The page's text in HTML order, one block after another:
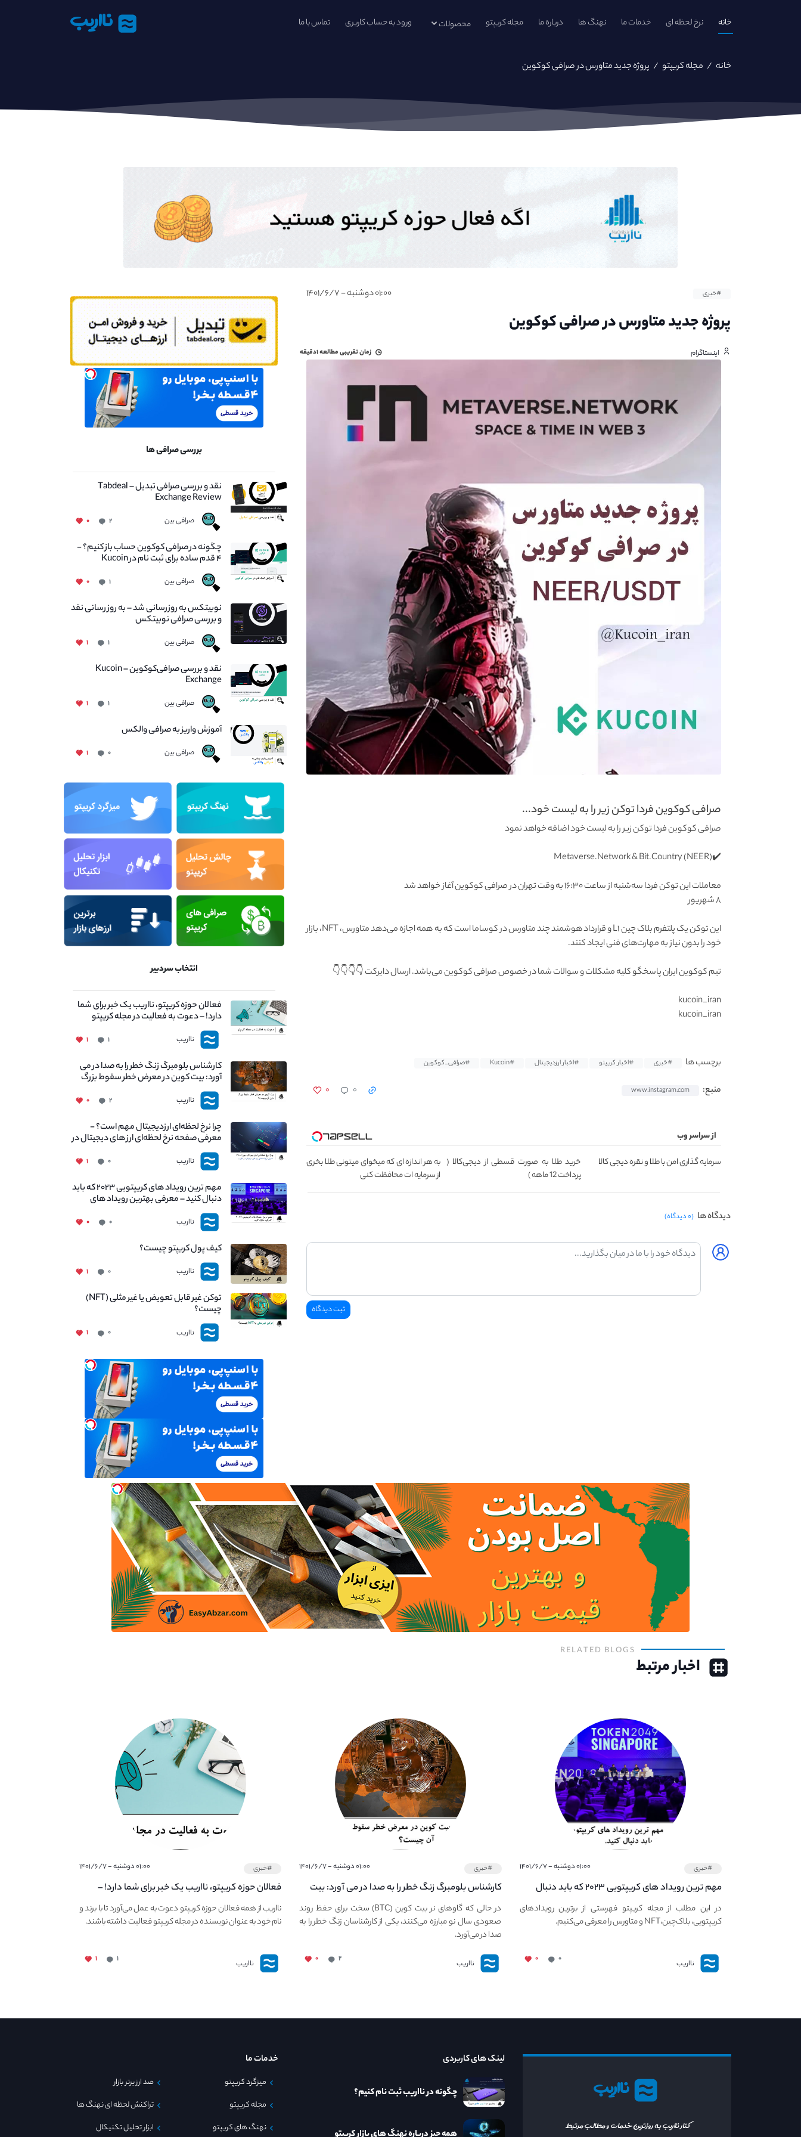
خانه نرخ لحظه ای خدمات ما نهنگ ها درباره ما مجله کریپتو محصولات ورود به حساب کاربری تماس با ما نااریب
خانه / مجله کریپتو / پروژه جدید متاورس در صرافی کوکوین
#خبری ۰۱:۰۰ دوشنبه - ۱۴۰۱/۶/۷
پروژه جدید متاورس در صرافی کوکوین
اینستاگرام زمان تقریبی مطالعه۱دقیقه
صرافی کوکوین فردا توکن زیر را به لیست خود...
صرافی کوکوین فردا توکن زیر را به لیست خود اضافه خواهد نمود
✔️Metaverse.Network & Bit.Country (NEER)
معاملات این توکن فردا سه‌شنبه از ساعت ۱۶:۳۰ به وقت تهران در صرافی کوکوین آغاز خواهد شد
۸ شهریور
این توکن یک پلتفرم بلاک چین L۱ و قرارداد هوشمند چند متاورس در کوساما است که به همه اجازه می‌دهد متاورس، NFT، بازار
خود را بدون نیاز به مهارت‌های فنی ایجاد کنند.
تیم کوکوین ایران پاسخگو کلیه مشکلات و سوالات شما در خصوص صرافی کوکوین می‌باشد. ارسال دایرکت 👇👇👇👇
kucoin_iran
kucoin_iran
برچسب ها #خبری #اخبار کریپتو #اخبار ارزدیجیتال #Kucoin #صرافی_کوکوین
منبع: www.instagram.com ۰ ۰
از سراسر وب
سرمایه گذاری امن با طلا و نقره دیجی کالا
خرید طلا به صورت قسطی از دیجی‌کالا (
پرداخت 12 ماهه )
به هر اندازه ای که میخوای میتونی طلا بخری
از سرمایه ات محافظت کنی
دیدگاه ها (۰ دیدگاه)
بررسی صرافی ها
نقد و بررسی صرافی تبدیل – Tabdeal
Exchange Review
صرافی بین ۲ ۰
چگونه در صرافی کوکوین حساب باز کنیم؟ -
۴ قدم ساده برای ثبت نام در Kucoin
صرافی بین ۱ ۰
نوبیتکس به روزرسانی شد – به روز رسانی نقد
و بررسی صرافی نوبیتکس
صرافی بین ۱ ۱
نقد و بررسی صرافی‌کوکوین – Kucoin
Exchange
صرافی بین ۱ ۱
آموزش واریز به صرافی والکس
صرافی بین ۰ ۱
انتخاب سردبیر
فعالان حوزه کریپتو، نااریب یک خبر برای شما
دارد! – دعوت به فعالیت در مجله کریپتو
نااریب ۱ ۱
کارشناس بلومبرگ زنگ خطر را به صدا در می
آورد: بیت کوین در معرض خطر سقوط بزرگ
است - دلیل آن چیست؟
نااریب ۲ ۰
چرا نرخ لحظه‌ای ارزدیجیتال مهم است؟ -
معرفی صفحه نرخ لحظه‌ای ارز های دیجیتال در
نااریب
نااریب ۰ ۱
مهم ترین رویداد های کریپتویی ۲۰۲۳ که باید
دنبال کنید – معرفی بهترین رویداد های
جهانی
نااریب ۰ ۰
کیف پول کریپتو چیست؟
نااریب ۰ ۱
توکن غیر قابل تعویض یا غیر مثلی (NFT)
چیست؟
نااریب ۰ ۱
RELATED BLOGS
اخبار مرتبط
#خبری ۰۱:۰۰ دوشنبه - ۱۴۰۱/۶/۷
مهم ترین رویداد های کریپتویی ۲۰۲۳ که باید دنبال
کنید – معرفی بهترین رویداد های جهانی
در این مطلب از مجله کریپتو فهرستی از برترین رویدادهای
کریپتویی، بلاک‌چین،NFT و متاورس را معرفی می‌کنیم.
نااریب ۰ ۰
#خبری ۰۱:۰۰ دوشنبه - ۱۴۰۱/۶/۷
کارشناس بلومبرگ زنگ خطر را به صدا در می آورد: بیت
کوین در معرض خطر سقوط بزرگ است - دلیل آن
چیست؟
در حالی که گاوهای نر بیت کوین (BTC) سخت برای حفظ روند
صعودی سال نو مبارزه می‌کنند، یکی از کارشناسان زنگ خطر را به
صدا در می‌آورد.
نااریب ۲ ۰
#خبری ۰۱:۰۰ دوشنبه - ۱۴۰۱/۶/۷
فعالان حوزه کریپتو، نااریب یک خبر برای شما دارد! –
دعوت به فعالیت در مجله کریپتو
نااریب از همه فعالان حوزه کریپتو دعوت به عمل می‌آورد تا با برند و
نام خود به عنوان نویسنده در مجله کریپتو فعالیت داشته باشند.
نااریب ۱ ۱
نااریب
کنار نااریب به روزترین خدمات و مطالب مرتبط
لینک های کاربردی
چگونه در نااریب ثبت نام کنیم؟
خدمات ما
میزگرد کریپتو
مجله کریپتو
نهنگ های کریپتو
صد ارز برتر بازار
تراکنش لحظه ای نهنگ ها
ابزار تحلیل تکنیکال